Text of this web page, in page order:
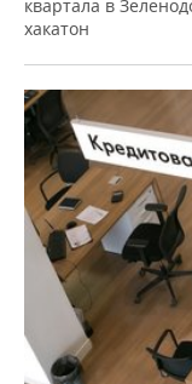
квартала в
хакатон